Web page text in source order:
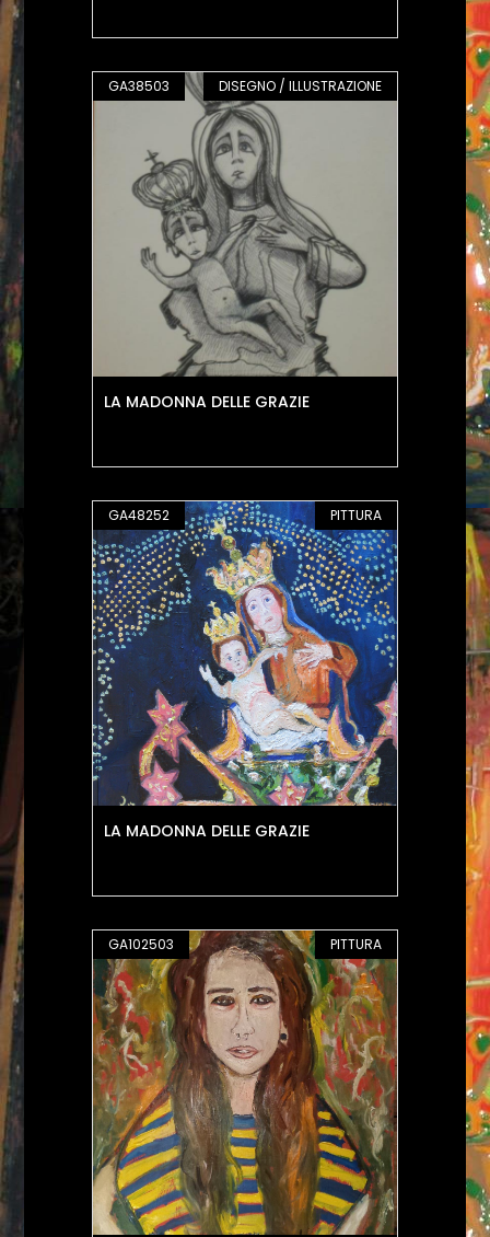
GA38503 DISEGNO / ILLUSTRAZIONE
LA MADONNA DELLE GRAZIE
GA48252 PITTURA
LA MADONNA DELLE GRAZIE
GA102503 PITTURA